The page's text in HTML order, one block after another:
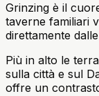
Grinzing è il
taverne familiari
direttamente
Più in alto le
sulla città e sul
offre un